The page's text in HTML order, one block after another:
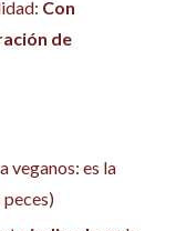
Con
de
veganos: es la